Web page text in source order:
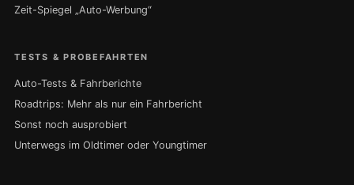
Zeit-Spiegel „Auto-Werbung“
TESTS & PROBEFAHRTEN
Auto-Tests & Fahrberichte
Roadtrips: Mehr als nur ein Fahrbericht
Sonst noch ausprobiert
Unterwegs im Oldtimer oder Youngtimer